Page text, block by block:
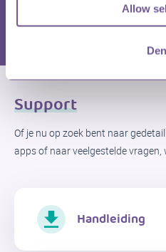
Allow
Support
Of je nu op zoek bent naar
apps of naar veelgestelde vragen,
Handleiding